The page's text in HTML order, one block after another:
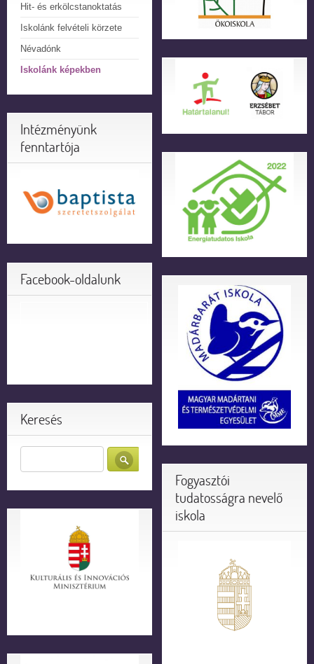
Hit- és erkölcstanoktatás
Iskolánk felvételi körzete
Névadónk
Iskolánk képekben
Intézményünk
fenntartója
Facebook-oldalunk
Keresés
Fogyasztói
tudatosságra nevelő
iskola